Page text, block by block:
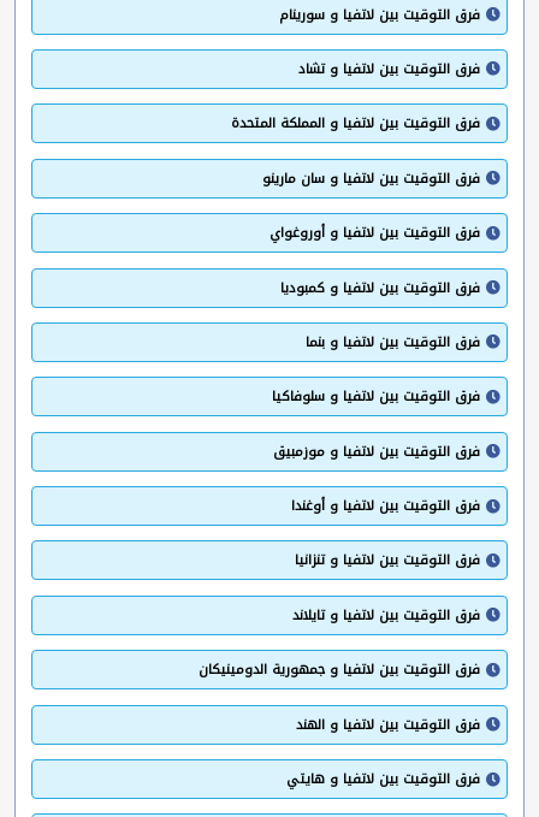
فرق التوقيت بين لاتفيا و سورينام
فرق التوقيت بين لاتفيا و تشاد
فرق التوقيت بين لاتفيا و المملكة المتحدة
فرق التوقيت بين لاتفيا و سان مارينو
فرق التوقيت بين لاتفيا و أوروغواي
فرق التوقيت بين لاتفيا و كمبوديا
فرق التوقيت بين لاتفيا و بنما
فرق التوقيت بين لاتفيا و سلوفاكيا
فرق التوقيت بين لاتفيا و موزمبيق
فرق التوقيت بين لاتفيا و أوغندا
فرق التوقيت بين لاتفيا و تنزانيا
فرق التوقيت بين لاتفيا و تايلاند
فرق التوقيت بين لاتفيا و جمهورية الدومينيكان
فرق التوقيت بين لاتفيا و الهند
فرق التوقيت بين لاتفيا و هايتي